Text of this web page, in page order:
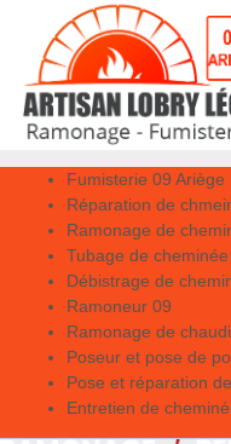
Fumisterie 09 Ariège
Réparation de
Ramonage de
Tubage de cheminée
Débistrage de
Ramoneur 09
Ramonage de
Poseur et pose de
Pose et réparation
Entretien de